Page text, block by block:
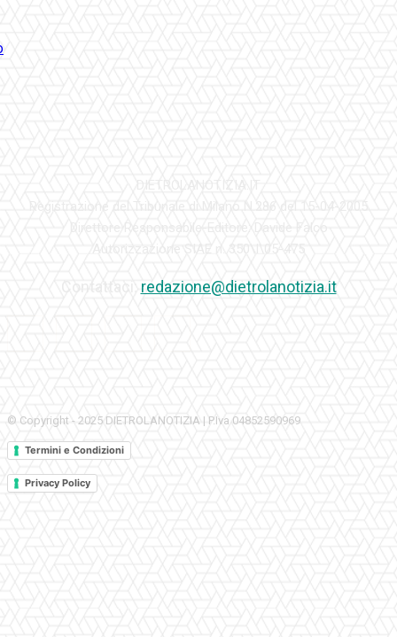
redazione@dietrolanotizia.it
© Copyright - 2025 DIETROLANOTIZIA | P.Iva 04852590969
Termini e Condizioni
Privacy Policy